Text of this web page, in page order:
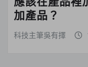
加產品？
科技主筆吳有擇